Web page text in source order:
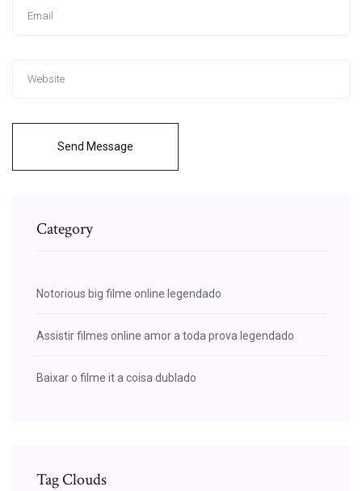
Send Message
Category
Notorious big filme online legendado
Assistir filmes online amor a toda prova legendado
Baixar o filme it a coisa dublado
Tag Clouds